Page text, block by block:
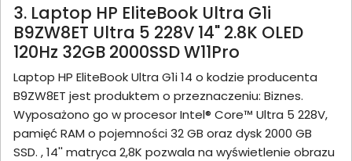
3. Laptop HP EliteBook Ultra G1i
B9ZW8ET Ultra 5 228V 14" 2.8K OLED
120Hz 32GB 2000SSD W11Pro
Laptop HP EliteBook Ultra G1i 14 o kodzie producenta
B9ZW8ET jest produktem o przeznaczeniu: Biznes.
Wyposażono go w procesor Intel® Core™ Ultra 5 228V,
pamięć RAM o pojemności 32 GB oraz dysk 2000 GB
SSD. , 14'' matryca 2,8K pozwala na wyświetlenie obrazu